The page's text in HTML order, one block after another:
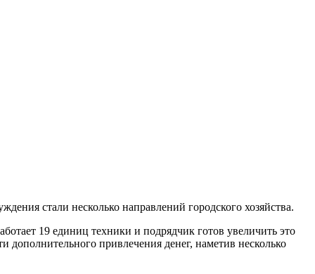
стали несколько направлений городского хозяйства.
19 единиц техники и подрядчик готов увеличить это
привлечения денег, наметив несколько